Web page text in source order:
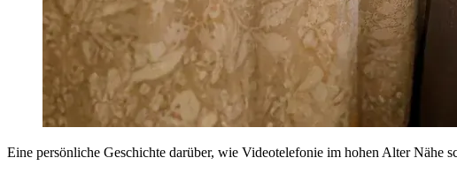
Eine persönliche Geschichte darüber, wie Videotelefonie im hohen Alter Nähe